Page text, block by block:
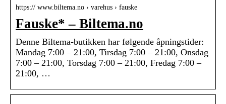
https:// www.biltema.no › varehus › fauske
Fauske* – Biltema.no
Denne Biltema-butikken har følgende åpningstider:
Mandag 7:00 – 21:00, Tirsdag 7:00 – 21:00, Onsdag
7:00 – 21:00, Torsdag 7:00 – 21:00, Fredag 7:00 –
21:00, …